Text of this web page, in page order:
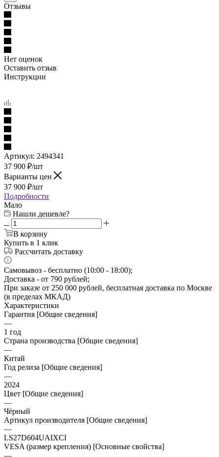
Отзывы
Нет оценок
Оставить отзыв
Инструкции
Артикул: 2494341
37 900 ₽/шт
Варианты цен
37 900 ₽/шт
Подробности
Мало
Нашли дешевле?
В корзину
Купить в 1 клик
Рассчитать доставку
Самовывоз - бесплатно (10:00 - 18:00);
Доставка - от 790 рублей;
При заказе от 250 000 рублей, бесплатная доставка по Москве
(в пределах МКАД)
Характеристики
Гарантия [Общие сведения]
—
1 год
Страна производства [Общие сведения]
—
Китай
Год релиза [Общие сведения]
—
2024
Цвет [Общие сведения]
—
Чёрный
Артикул производителя [Общие сведения]
—
LS27D604UAIXCI
VESA (размер крепления) [Основные свойства]
—